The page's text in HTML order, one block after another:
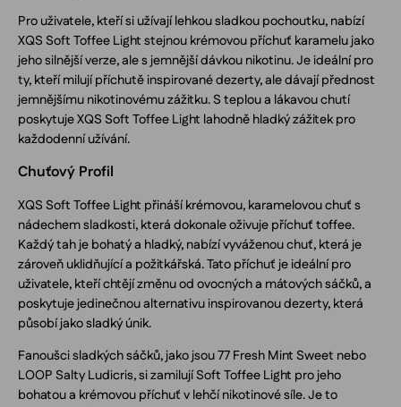
Pro uživatele, kteří si užívají lehkou sladkou pochoutku, nabízí
XQS Soft Toffee Light stejnou krémovou příchuť karamelu jako
jeho silnější verze, ale s jemnější dávkou nikotinu. Je ideální pro
ty, kteří milují příchutě inspirované dezerty, ale dávají přednost
jemnějšímu nikotinovému zážitku. S teplou a lákavou chutí
poskytuje XQS Soft Toffee Light lahodně hladký zážitek pro
každodenní užívání.
Chuťový Profil
XQS Soft Toffee Light přináší krémovou, karamelovou chuť s
nádechem sladkosti, která dokonale oživuje příchuť toffee.
Každý tah je bohatý a hladký, nabízí vyváženou chuť, která je
zároveň uklidňující a požitkářská. Tato příchuť je ideální pro
uživatele, kteří chtějí změnu od ovocných a mátových sáčků, a
poskytuje jedinečnou alternativu inspirovanou dezerty, která
působí jako sladký únik.
Fanoušci sladkých sáčků, jako jsou 77 Fresh Mint Sweet nebo
LOOP Salty Ludicris, si zamilují Soft Toffee Light pro jeho
bohatou a krémovou příchuť v lehčí nikotinové síle. Je to